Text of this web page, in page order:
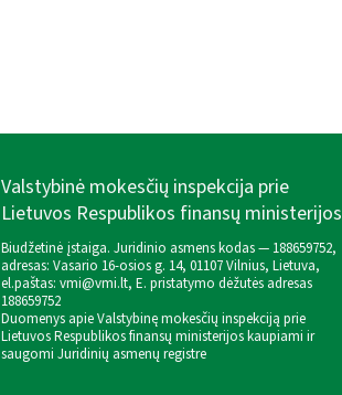
Valstybinė mokesčių inspekcija prie
Lietuvos Respublikos finansų ministerijos
Biudžetinė įstaiga. Juridinio asmens kodas — 188659752,
adresas: Vasario 16-osios g. 14, 01107 Vilnius, Lietuva,
el.paštas: vmi@vmi.lt, E. pristatymo dėžutės adresas
188659752
Duomenys apie Valstybinę mokesčių inspekciją prie
Lietuvos Respublikos finansų ministerijos kaupiami ir
saugomi Juridinių asmenų registre